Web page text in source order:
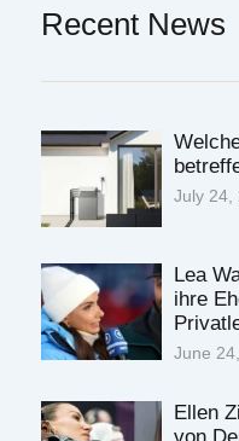
Recent News
July 24,
Lea
ihre
June
Ellen